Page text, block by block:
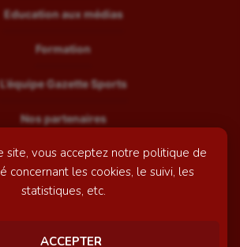
site, vous acceptez notre politique de
concernant les cookies, le suivi, les
statistiques, etc.
ACCEPTER
Education aux médias
Formation
L’équipe Gazette Sports
Nos partenaires
Recrutement
Mentions légales